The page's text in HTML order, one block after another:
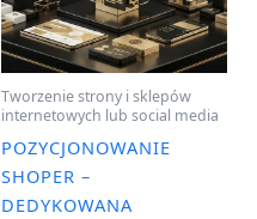
Tworzenie strony i sklepów
internetowych lub social media
POZYCJONOWANIE
SHOPER –
DEDYKOWANA